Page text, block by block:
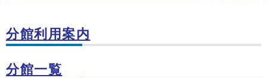
分館利用案内
分館一覧